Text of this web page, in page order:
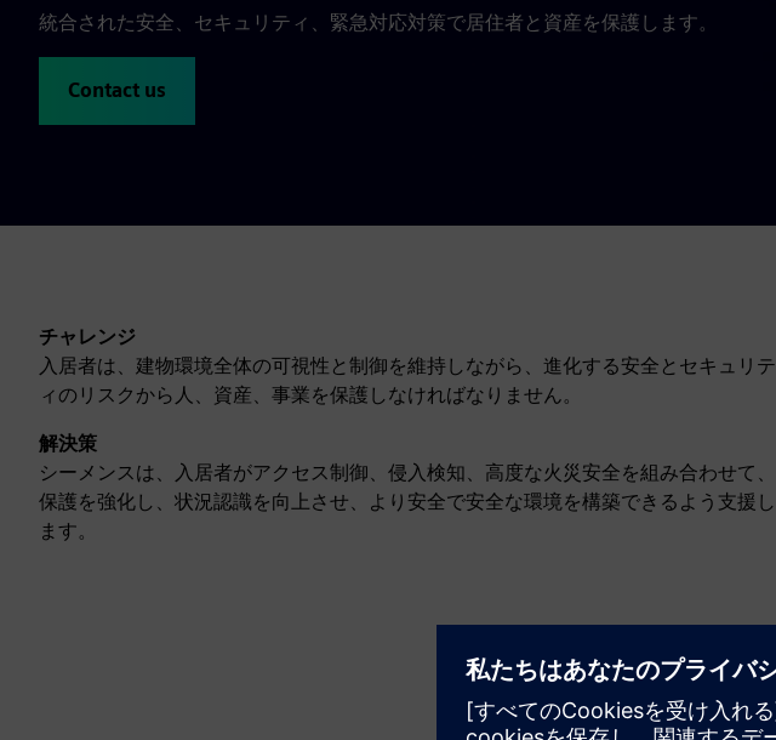
統合された安全、セキュリティ、緊急対応対策で居住者と資産を保護します。
Contact us
チャレンジ
入居者は、建物環境全体の可視性と制御を維持しながら、進化する安全とセキュリテ
ィのリスクから人、資産、事業を保護しなければなりません。
解決策
シーメンスは、入居者がアクセス制御、侵入検知、高度な火災安全を組み合わせて、
保護を強化し、状況認識を向上させ、より安全で安全な環境を構築できるよう支援し
ます。